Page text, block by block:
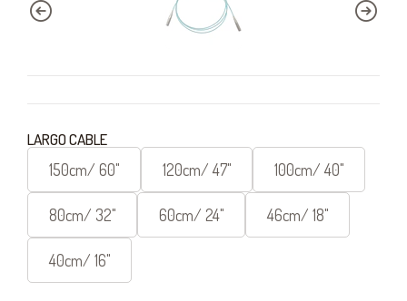
LARGO CABLE
150cm/ 60" 120cm/ 47" 100cm/ 40"
80cm/ 32" 60cm/ 24" 46cm/ 18"
40cm/ 16"